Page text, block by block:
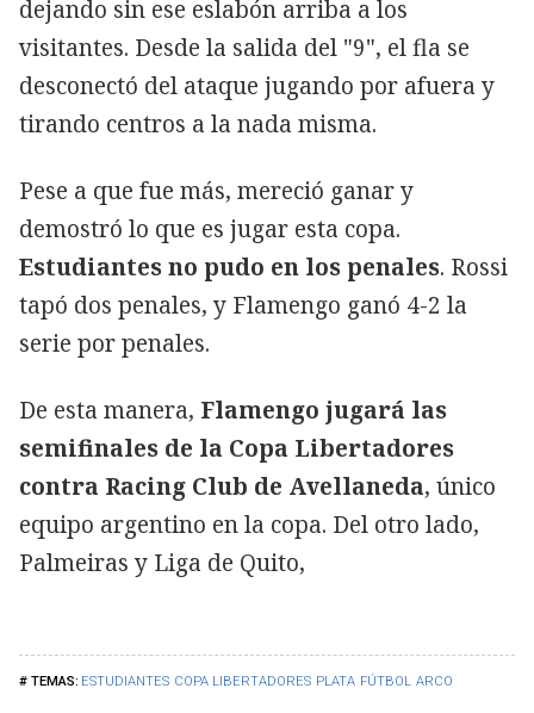
ESTUDIANTES COPA LIBERTADORES PLATA FÚTBOL ARCO
dejando sin ese eslabón arriba a los
visitantes. Desde la salida del "9", el fla se
desconectó del ataque jugando por afuera y
tirando centros a la nada misma.
Pese a que fue más, mereció ganar y
demostró lo que es jugar esta copa.
Estudiantes no pudo en los penales. Rossi
tapó dos penales, y Flamengo ganó 4-2 la
serie por penales.
De esta manera, Flamengo jugará las
semifinales de la Copa Libertadores
contra Racing Club de Avellaneda, único
equipo argentino en la copa. Del otro lado,
Palmeiras y Liga de Quito,